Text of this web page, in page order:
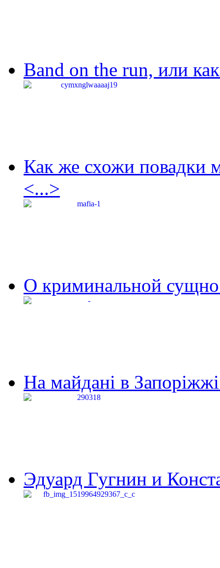
Band on the run, или
Как же схожи повадки
<...>
О криминальной
На майдані в
Эдуард Гугнин и